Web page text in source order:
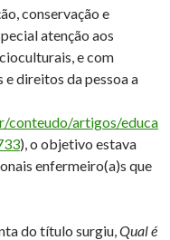
conservação e
atenção aos
e com
direitos da pessoa a
conteudo/artigos/educa
), o objetivo estava
enfermeiro(a)s que
do título surgiu,Qual é